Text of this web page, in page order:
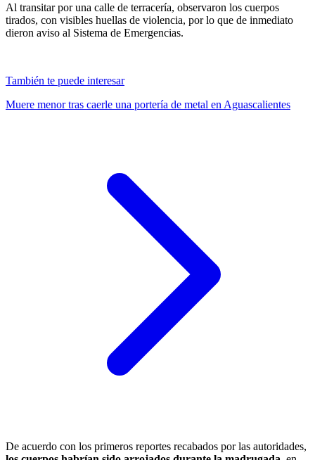
Al transitar por una calle de terracería, observaron los cuerpos
tirados, con visibles huellas de violencia, por lo que de inmediato
dieron aviso al Sistema de Emergencias.
También te puede interesar
Muere menor tras caerle una portería de metal en Aguascalientes
De acuerdo con los primeros reportes recabados por las autoridades,